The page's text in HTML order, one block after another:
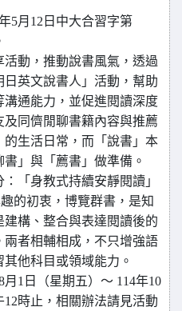
5月12日中大合習字第
動，推動說書風氣，透過
日英文說書人」活動，幫助
通能力，並促進閱讀深度
同儕閒聊書籍內容與推薦
生活日常，而「說書」本
」與「薦書」做準備。
：「身教式持續安靜閱讀」
趣的初衷，博覽群書，是知
構、整合與表達閱讀後的
者相輔相成，不只增強語
他科目或領域能力。
1日（星期五）～ 114年10
12時止，相關辦法請見活動